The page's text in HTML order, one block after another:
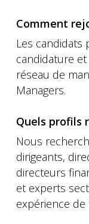
Comment
Les
candidature
réseau de
Managers.
Quels profils
Nous
dirigeants,
directeurs
et experts
expérience de